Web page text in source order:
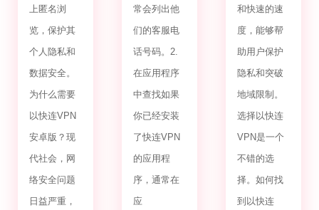
上匿名浏
览，保护其
个人隐私和
数据安全。
为什么需要
以快连VPN
安卓版？现
代社会，网
络安全问题
日益严重，
常会列出他
们的客服电
话号码。2.
在应用程序
中查找如果
你已经安装
了快连VPN
的应用程
序，通常在
应
和快速的速
度，能够帮
助用户保护
隐私和突破
地域限制。
选择以快连
VPN是一个
不错的选
择。如何找
到以快连